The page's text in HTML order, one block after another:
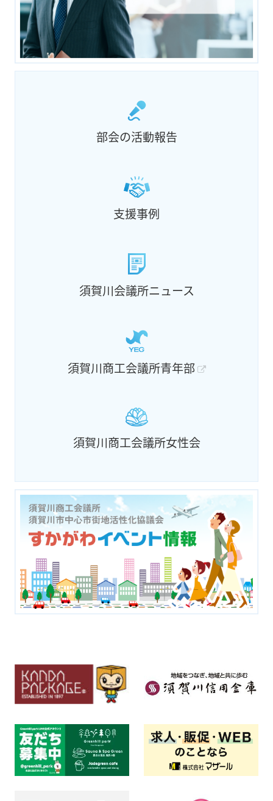
部会の活動報告
支援事例
須賀川会議所ニュース
須賀川商工会議所青年部
須賀川商工会議所女性会